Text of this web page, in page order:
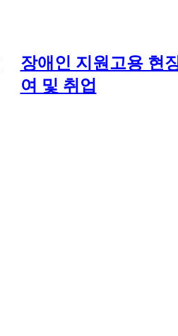
장애인 지원고용 현
여 및 취업